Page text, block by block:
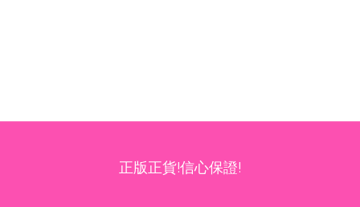
正版正貨!信心保證!